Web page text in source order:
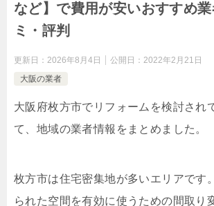
など】で費用が安いおすすめ
ミ・評判
更新日： 2026年8月4日 公開日： 2022年2月21日
大阪の業者
大阪府枚方市でリフォームを検討され
て、地域の業者情報をまとめました。
枚方市は住宅密集地が多いエリアです
られた空間を有効に使うための間取り